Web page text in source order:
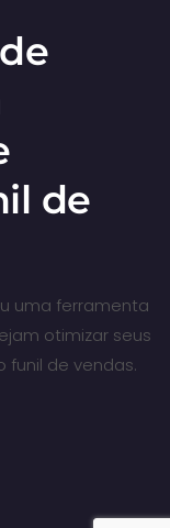
de
uma ferramenta
otimizar seus
funil de vendas.